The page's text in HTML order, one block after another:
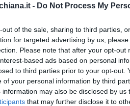
- Do Not Process My
out of the sale, sharing to third parties,
for targeted advertising by us,
Please note that after your opt-out
based ads based on personal
to third parties prior to your opt-out.
of your personal information by third
information may also be disclosed by us
that may further disclose it to
iscriviti allaNewsletter QUInews -
tua casella di posta.